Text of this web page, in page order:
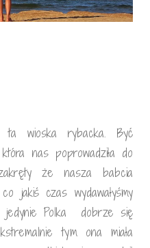
ta wioska rybacka. Być
nas poprowadziła do
że nasza babcia
jakiś czas wydawałyśmy
Polka dobrze się
tym ona miała